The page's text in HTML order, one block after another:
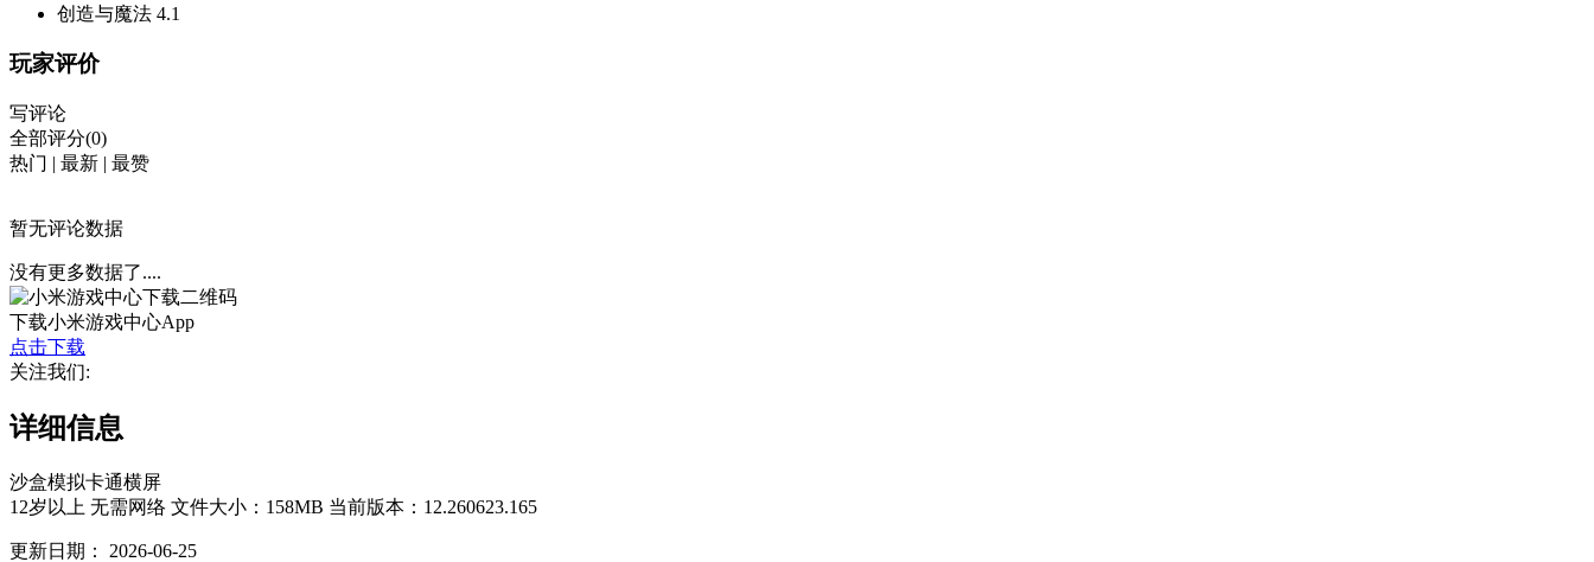
创造与魔法 4.1
玩家评价
写评论
全部评分(0)
热门 | 最新 | 最赞
暂无评论数据
没有更多数据了....
下载小米游戏中心App
点击下载
关注我们:
详细信息
沙盒模拟卡通横屏
12岁以上 无需网络 文件大小：158MB 当前版本：12.260623.165
更新日期： 2026-06-25